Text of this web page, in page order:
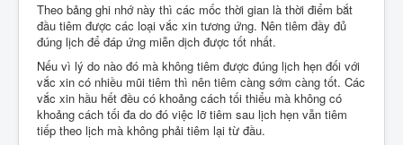
Theo bảng ghi nhớ này thì các mốc thời gian là thời điểm bắt
đầu tiêm được các loại vắc xin tương ứng. Nên tiêm đầy đủ
đúng lịch để đáp ứng miễn dịch được tốt nhất.
Nếu vì lý do nào đó mà không tiêm được đúng lịch hẹn đối với
vắc xin có nhiều mũi tiêm thì nên tiêm càng sớm càng tốt. Các
vắc xin hầu hết đều có khoảng cách tối thiểu mà không có
khoảng cách tối đa do đó việc lỡ tiêm sau lịch hẹn vẫn tiêm
tiếp theo lịch mà không phải tiêm lại từ đầu.